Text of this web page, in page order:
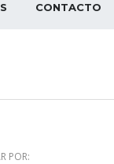
CONTACTO
POR: